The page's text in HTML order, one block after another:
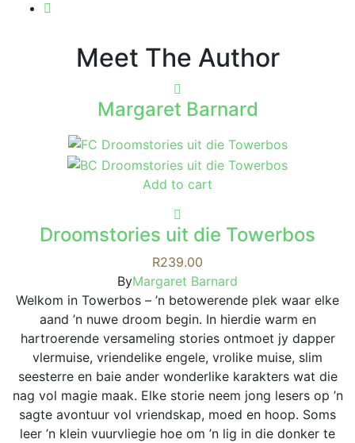
Meet The Author
Margaret Barnard
Add to cart
Droomstories uit die Towerbos
R239.00
ByMargaret Barnard
Welkom in Towerbos – ’n betowerende plek waar elke
aand ’n nuwe droom begin. In hierdie warm en
hartroerende versameling stories ontmoet jy dapper
vlermuise, vriendelike engele, vrolike muise, slim
seesterre en baie ander wonderlike karakters wat die
nag vol magie maak. Elke storie neem jong lesers op ’n
sagte avontuur vol vriendskap, moed en hoop. Soms
leer ’n klein vuurvliegie hoe om ’n lig in die donker te